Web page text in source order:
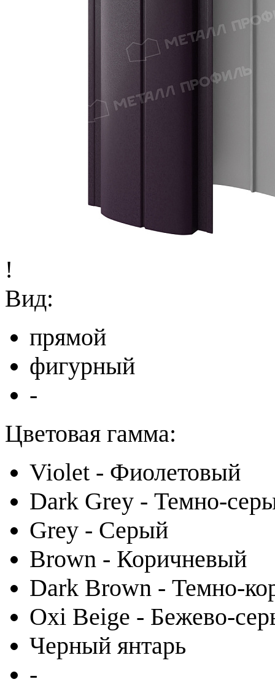
!
Вид:
прямой
фигурный
-
Цветовая гамма:
Violet - Фиолетовый
Dark Grey - Темно-
Grey - Серый
Brown - Коричневый
Dark Brown - Темно-
Oxi Beige - Бежево-
Черный янтарь
-